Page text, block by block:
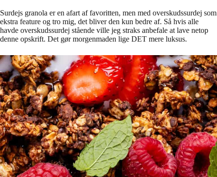
Surdejs granola er en afart af favoritten, men med overskudssurdej som
ekstra feature og tro mig, det bliver den kun bedre af. Så hvis alle
havde overskudssurdej stående ville jeg straks anbefale at lave netop
denne opskrift. Det gør morgenmaden lige DET mere luksus.